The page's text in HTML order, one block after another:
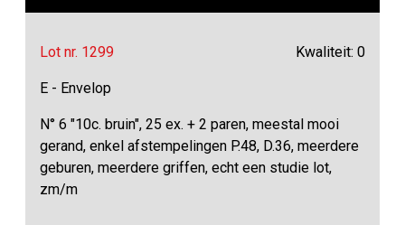
Lot nr. 1299 Kwaliteit: 0
E - Envelop
N° 6 "10c. bruin", 25 ex. + 2 paren, meestal mooi
gerand, enkel afstempelingen P.48, D.36, meerdere
geburen, meerdere griffen, echt een studie lot,
zm/m